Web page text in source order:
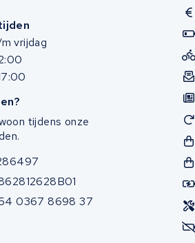
vrijdag
tijdens onze
0367 8698 37